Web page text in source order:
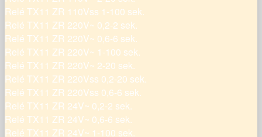
Relé TX11 ZR 110Vss 1-100 sek.
Relé TX11 ZR 220V~ 0,2-2 sek.
Relé TX11 ZR 220V~ 0,6-6 sek.
Relé TX11 ZR 220V~ 1-100 sek.
Relé TX11 ZR 220V~ 2-20 sek.
Relé TX11 ZR 220Vss 0,2-20 sek.
Relé TX11 ZR 220Vss 0,6-6 sek.
Relé TX11 ZR 24V~ 0,2-2 sek.
Relé TX11 ZR 24V~ 0,6-6 sek.
Relé TX11 ZR 24V~ 1-100 sek.